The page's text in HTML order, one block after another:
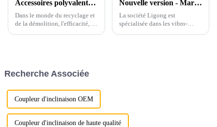
Accessoires polyvalents révolutionnant les projets de recyclage et de démolition : cisaille à voiture, presse à châssis de voiture et grappin rotatif
Dans le monde du recyclage et
de la démolition, l'efficacité, la
supérieures…
Nouvelle version - Marteau vibrant hydraulique et marteau vibrant à poignée latérale Ligong
La société Ligong est
spécialisée dans les vibro-
Recherche Associée
Coupleur d'inclinaison OEM
Coupleur d'inclinaison de haute qualité